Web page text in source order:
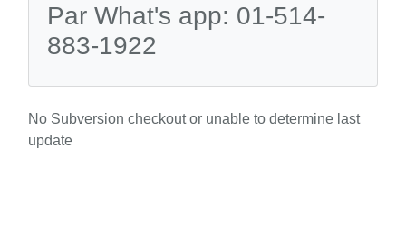
Par What's app: 01-514-
883-1922
No Subversion checkout or unable to determine last
update